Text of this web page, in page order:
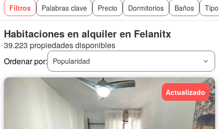
Filtros Palabras clave Precio Dormitorios Baños
Habitaciones en alquiler en Felanitx
39.223 propiedades disponibles
Ordenar por:
Popularidad
Actualizado